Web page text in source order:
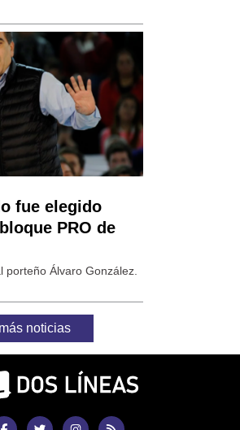
fue elegido
PRO de
porteño Álvaro González.
noticias